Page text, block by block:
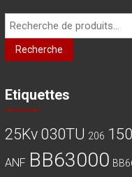
Recherche
pour :
Recherche
Etiquettes
25Kv 030TU 206
ANF BB63000